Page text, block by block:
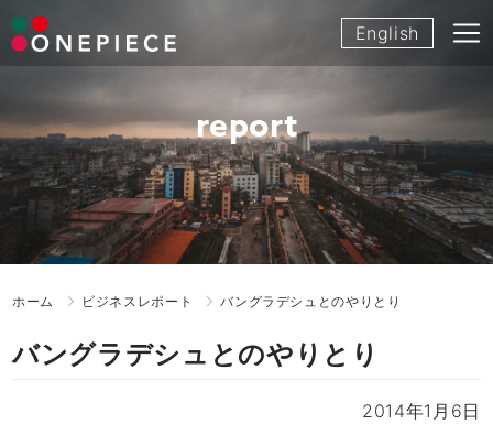
Skip
to
English
report
ホーム ビジネスレポート バングラデシュとのやりとり
バングラデシュとのやりとり
2014年1月6日